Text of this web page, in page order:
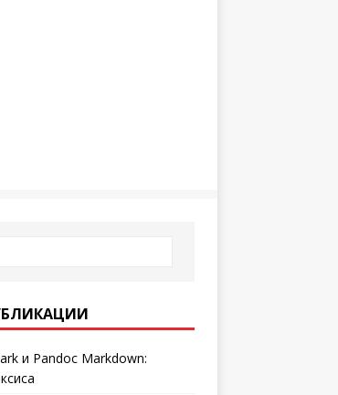
и Pandoc Markdown: